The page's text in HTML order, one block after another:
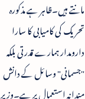
مانتے ہیں۔ظاہر ہے مذکورہ
تحریک کی کامیابی کا سارا
دارومدار ہمارے قدرتی بلکہ
"جسمانی" وسائل کے دانش
مندانہ استعمال پر ہے۔وزیر